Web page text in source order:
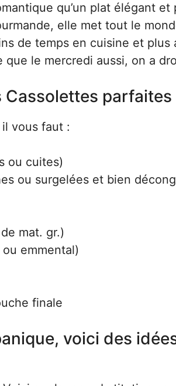
qu’un plat élégant et
elle met tout le
de temps en cuisine et plus
que le mercredi aussi, on a
Cassolettes parfaites
vous faut :
ou cuites)
ou surgelées et bien
mat. gr.)
emmental)
finale
voici des